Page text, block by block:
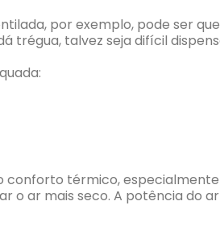
por exemplo, pode ser
trégua, talvez seja difícil
térmico,
ar mais seco. A potência do